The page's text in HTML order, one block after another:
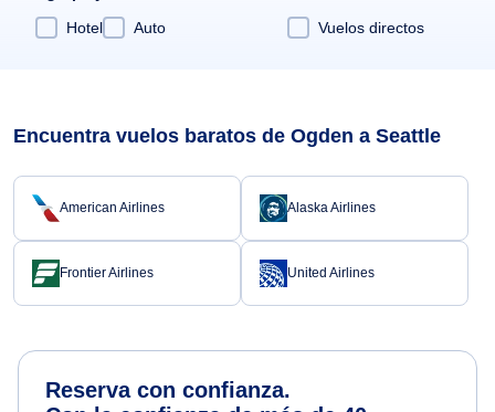
Hotel
Auto Vuelos directos
Encuentra vuelos baratos de Ogden a Seattle
American Airlines Alaska Airlines
Frontier Airlines United Airlines
Reserva con confianza.